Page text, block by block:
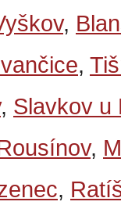
,
,
, Slavkov u
,
,